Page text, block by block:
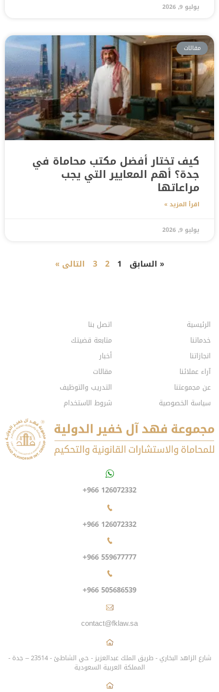
يوليو 9, 2026
مقالات
كيف تختار أفضل مكتب محاماة في
جدة؟ أهم المعايير التي يجب
مراعاتها
اقرأ المزيد »
يوليو 9, 2026
« السابق 1
2
3 التالى »
الرئيسية
خدماتنا
انجازاتنا
آراء عملائنا
عن مجموعتنا
سياسة الخصوصية
اتصل بنا
متابعة قضيتك
أخبار
مقالات
التدريب والتوظيف
شروط الاستخدام
+966 126072332
+966 126072332
+966 559677777
+966 505686539
contact@fklaw.sa
شارع الزاهد البخاري - طريق الملك عبدالعزيز - حي الشاطئ - 23514 – جدة -
المملكة العربية السعودية